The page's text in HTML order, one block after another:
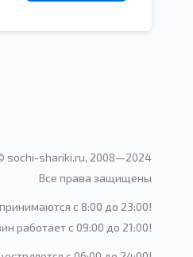
sochi-shariki.ru, 2008—2024
Все права защищены
с 8:00 до 23:00!
работает с 09:00 до 21:00!